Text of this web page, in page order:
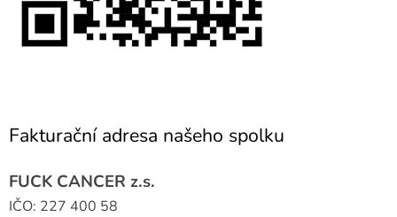
Fakturační adresa našeho spolku
FUCK CANCER z.s.
IČO: 227 400 58